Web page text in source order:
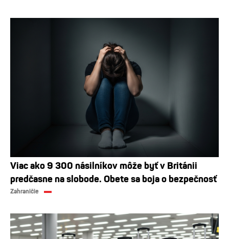
Viac ako 9 300 násilníkov môže byť v Británii
predčasne na slobode. Obete sa boja o bezpečnosť
Zahraničie